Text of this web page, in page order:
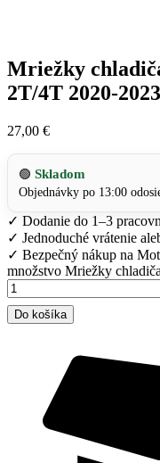
Mriežky
2T/4T 2020-2023
27,00 €
🟢 Skladom
Objednávky po 13:00
✓ Dodanie do 1–3
✓ Jednoduché vrátenie
✓ Bezpečný nákup na
množstvo Mriežky
Do košíka